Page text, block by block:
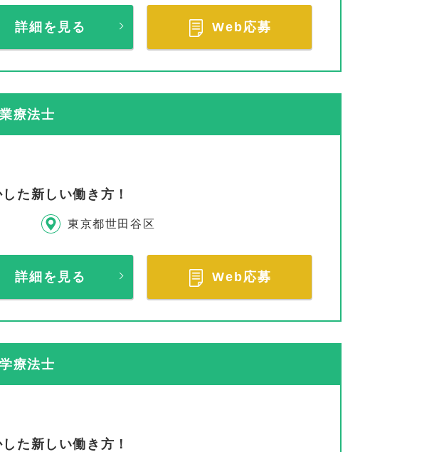
詳細を見る Web応募
療法士
た新しい働き方！
東京都世田谷区
詳細を見る Web応募
療法士
た新しい働き方！